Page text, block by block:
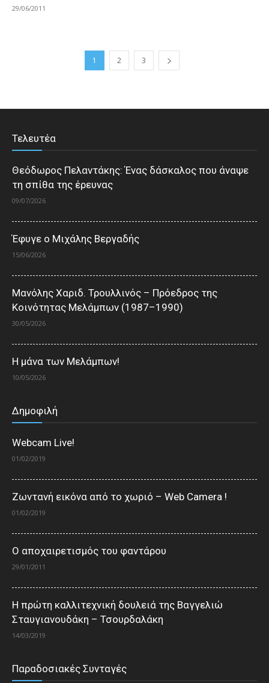
29/06/2011
1 2 3
Τελευτέα
Θεόδωρος Πελαντάκης: Ένας δάσκαλος που άναψε
τη σπίθα της έρευνας
09/07/2026
Έφυγε ο Μιχάλης Βεργαδής
15/06/2026
Μανόλης Χαριδ. Τρουλλινός – Πρόεδρος της
Κοινότητας Μελάμπων (1987–1990)
30/05/2026
Η μάνα των Μελάμπων!
10/05/2026
Δημοφιλή
Webcam Live!
01/02/2019
Ζωντανή εικόνα από το χωριό – Web Camera !
01/02/2019
Ο αποχαιρετισμός του φαντάρου
29/01/2011
Η πρώτη καλλιτεχνική δουλειά της Βαγγελιώ
Σταυγιανουδάκη – Τσουρδαλάκη
14/03/2019
Παραδοσιακές Συνταγές